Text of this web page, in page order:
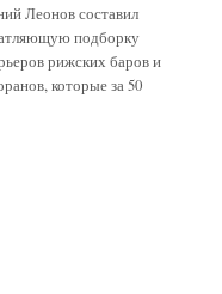
Леонов составил
подборку
рижских баров и
которые за 50